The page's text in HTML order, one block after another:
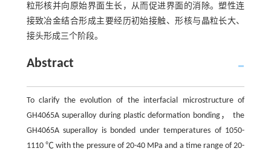
粒形核并向原始界面生长，从而促进界面的消除。塑性连
接致冶金结合形成主要经历初始接触、形核与晶粒长大、
接头形成三个阶段。
Abstract
To clarify the evolution of the interfacial microstructure of
GH4065A superalloy during plastic deformation bonding， the
GH4065A superalloy is bonded under temperatures of 1050-
1110 ℃ with the pressure of 20-40 MPa and a time range of 20-